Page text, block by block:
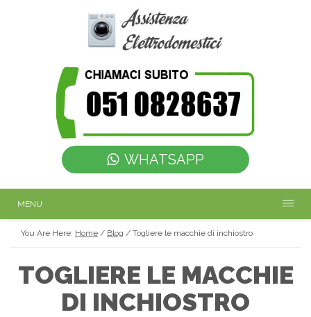
WHATSAPP
MENU
You Are Here: Home / Blog / Togliere le macchie di inchiostro
TOGLIERE LE MACCHIE
DI INCHIOSTRO